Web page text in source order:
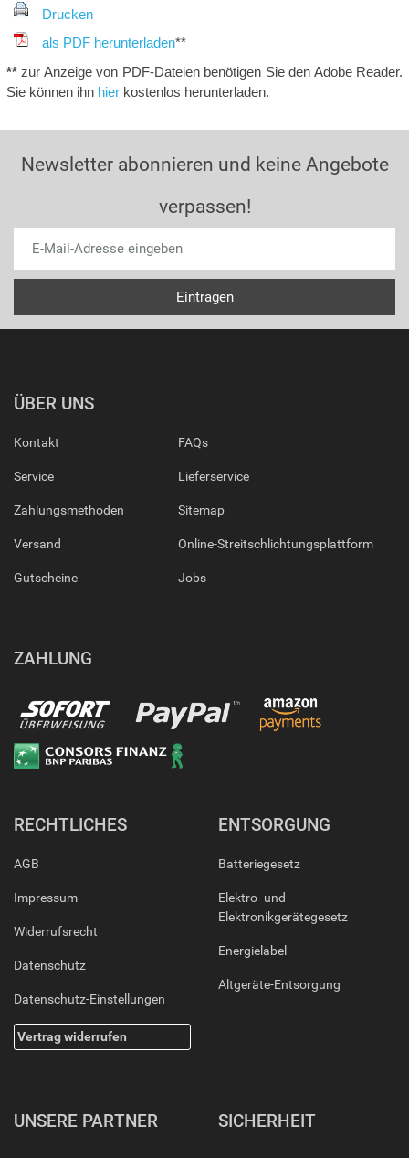
Drucken
als PDF herunterladen**
** zur Anzeige von PDF-Dateien benötigen Sie den Adobe Reader.
Sie können ihn hier kostenlos herunterladen.
Newsletter abonnieren und keine Angebote
verpassen!
ÜBER UNS
Kontakt
Service
Zahlungsmethoden
Versand
Gutscheine
FAQs
Lieferservice
Sitemap
Online-Streitschlichtungsplattform
Jobs
ZAHLUNG
RECHTLICHES
AGB
Impressum
Widerrufsrecht
Datenschutz
Datenschutz-Einstellungen
Vertrag widerrufen
ENTSORGUNG
Batteriegesetz
Elektro- und
Elektronikgerätegesetz
Energielabel
Altgeräte-Entsorgung
UNSERE PARTNER SICHERHEIT